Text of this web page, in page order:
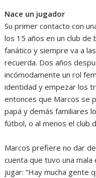
Nace un jugador
Su primer contacto con
los 15 años en un club de
fanático y siempre va a
recuerda. Dos años
incómodamente un rol
identidad y empezar los
entonces que Marcos se
papá y demás familiares
fútbol, o al menos el club
Marcos prefiere no dar
cuenta que tuvo una
jugar: “Hay mucha gente